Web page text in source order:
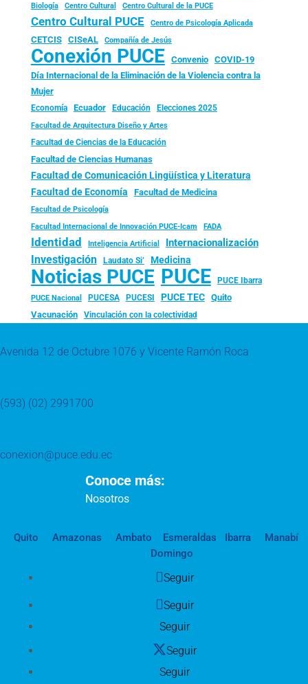
Biología
Centro Cultural Centro Cultural de la PUCE
Centro Cultural PUCE Centro de Psicología Aplicada
CETCIS CISeAL Compañía de Jesús
Conexión PUCE Convenio
COVID-19
Día Internacional de la Eliminación de la Violencia contra la
Mujer
Economía Ecuador Educación Elecciones 2025
Facultad de Arquitectura Diseño y Artes
Facultad de Ciencias de la Educación
Facultad de Ciencias Humanas
Facultad de Comunicación Lingüística y Literatura
Facultad de Economía Facultad de Medicina
Facultad de Psicología
Facultad Internacional de Innovación PUCE-Icam FADA
Identidad Inteligencia Artificial Internacionalización
Investigación Laudato Si’ Medicina
Noticias PUCE PUCE PUCE Ibarra
PUCE Nacional PUCESA PUCESI PUCE TEC
Quito
Vacunación
Vinculación con la colectividad
Avenida 12 de Octubre 1076 y Vicente Ramón Roca
(593) (02) 2991700
conexion@puce.edu.ec
Conoce más:
Nosotros
Quito Amazonas Ambato Esmeraldas Ibarra
Manabí
Domingo
Seguir
Seguir
Seguir
Seguir
Seguir